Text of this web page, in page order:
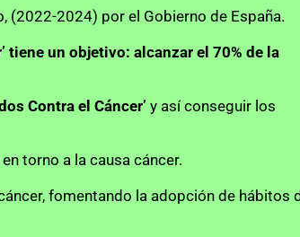
(2022-2024) por el Gobierno de España.
tiene un objetivo: alcanzar el 70% de la
Contra el Cáncer’ y así conseguir los
torno a la causa cáncer.
fomentando la adopción de hábitos